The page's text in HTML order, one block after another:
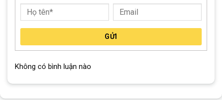
Cổ xe thiết kế ngang dễ dàng điều khiển trên Xe Đạp Đường Phố 700c
California City 200 2021
GỬI
Không có bình luận nào